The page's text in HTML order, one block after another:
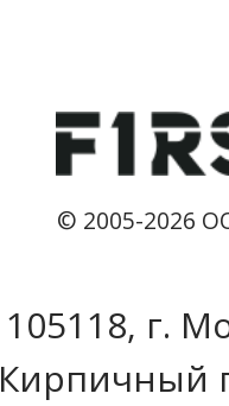
© 2005-2026
105118, г.
Кирпичный